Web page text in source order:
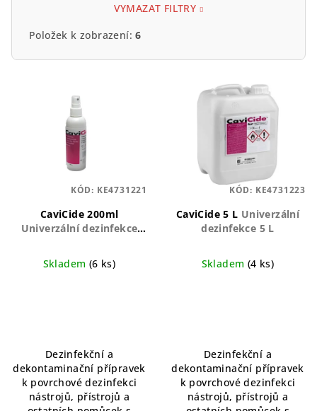
VYMAZAT FILTRY
Položek k zobrazení:6
CaviCide 200ml
Univerzální dezinfekce
Skladem (6 ks)
Dezinfekční a
dekontaminační přípravek
k povrchové dezinfekci
nástrojů, přístrojů a
KÓD: KE4731221
CaviCide 5 L Univerzální
dezinfekce 5 L
Skladem (4 ks)
z
5
hvězdiček.
Dezinfekční a
dekontaminační přípravek
k povrchové dezinfekci
nástrojů, přístrojů a
KÓD: KE4731223